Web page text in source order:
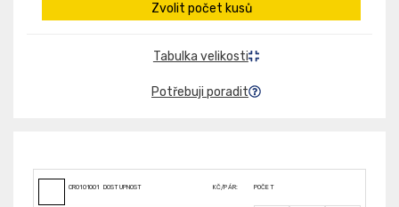
Zvolit počet kusů
Tabulka velikosti
Potřebuji poradit
CR01010016 DOSTUPNOST KČ/PÁR: POČET